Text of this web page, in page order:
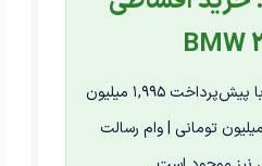
BMW
طرح اقتصادی ۳ ساله با پیش‌پرداخت ۱,۹۹۵ میلیون
تومان + اقساط ۱۰۹ میلیون تومانی | وام رسالت